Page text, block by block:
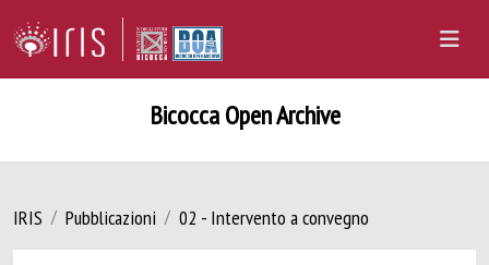
Bicocca Open Archive
IRIS Pubblicazioni 02 - Intervento a convegno